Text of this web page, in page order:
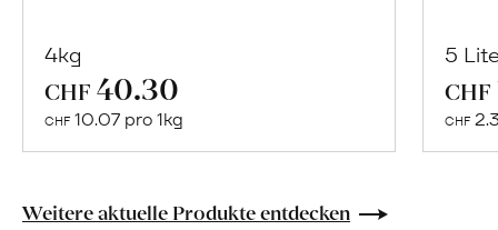
4kg
CHF 40.30
CHF 10.07 pro 1kg
Naturbelassene
Lebensmittel
5
CHF
CHF
Weitere aktuelle Produkte entdecken